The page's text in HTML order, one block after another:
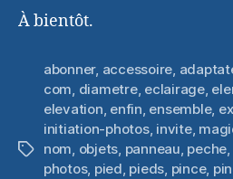
À bientôt.
Étiquettes
abonner, accessoire,
com, diametre, eclairage,
elevation, enfin, ensemble,
initiation-photos, invite,
nom, objets, panneau, peche,
photos, pied, pieds, pince,